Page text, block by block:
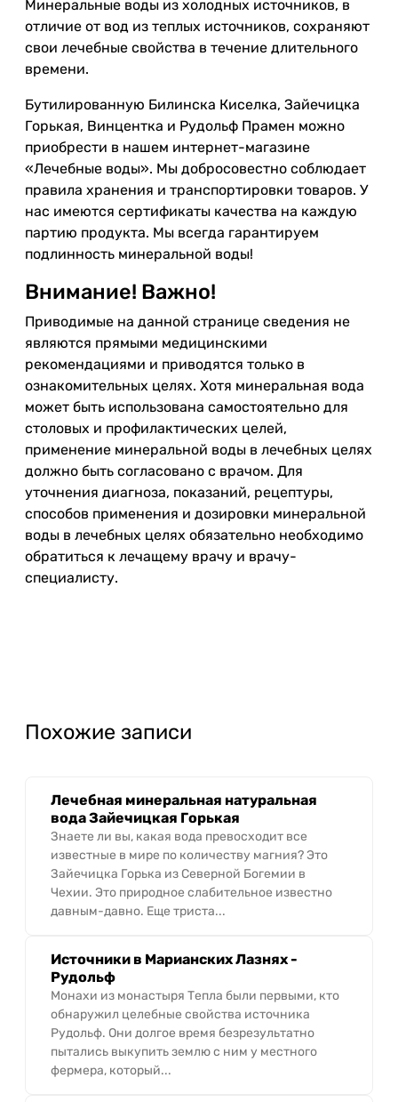
Минеральные воды из холодных источников, в
отличие от вод из теплых источников, сохраняют
свои лечебные свойства в течение длительного
времени.
Бутилированную Билинска Киселка, Зайечицка
Горькая, Винцентка и Рудольф Прамен можно
приобрести в нашем интернет-магазине
«Лечебные воды». Мы добросовестно соблюдает
правила хранения и транспортировки товаров. У
нас имеются сертификаты качества на каждую
партию продукта. Мы всегда гарантируем
подлинность минеральной воды!
Внимание! Важно!
Приводимые на данной странице сведения не
являются прямыми медицинскими
рекомендациями и приводятся только в
ознакомительных целях. Хотя минеральная вода
может быть использована самостоятельно для
столовых и профилактических целей,
применение минеральной воды в лечебных целях
должно быть согласовано с врачом. Для
уточнения диагноза, показаний, рецептуры,
способов применения и дозировки минеральной
воды в лечебных целях обязательно необходимо
обратиться к лечащему врачу и врачу-
специалисту.
Похожие записи
Лечебная минеральная натуральная
вода Зайечицкая Горькая
Знаете ли вы, какая вода превосходит все
известные в мире по количеству магния? Это
Зайечицка Горька из Северной Богемии в
Чехии. Это природное слабительное известно
давным-давно. Еще триста...
Источники в Марианских Лазнях -
Рудольф
Монахи из монастыря Тепла были первыми, кто
обнаружил целебные свойства источника
Рудольф. Они долгое время безрезультатно
пытались выкупить землю с ним у местного
фермера, который...